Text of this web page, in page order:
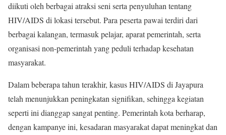
diikuti oleh berbagai atraksi seni serta penyuluhan tentang
HIV/AIDS di lokasi tersebut. Para peserta pawai terdiri dari
berbagai kalangan, termasuk pelajar, aparat pemerintah, serta
organisasi non-pemerintah yang peduli terhadap kesehatan
masyarakat.
Dalam beberapa tahun terakhir, kasus HIV/AIDS di Jayapura
telah menunjukkan peningkatan signifikan, sehingga kegiatan
seperti ini dianggap sangat penting. Pemerintah kota berharap,
dengan kampanye ini, kesadaran masyarakat dapat meningkat dan